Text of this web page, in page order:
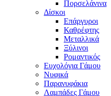
Πορσελάνινα
Δίσκοι
Επάργυροι
Καθρέφτης
Μεταλλικά
Ξύλινοι
Ρομαντικός
Ευχολόγια Γάμου
Νυφικά
Παρανυφάκια
Λαμπάδες Γάμου